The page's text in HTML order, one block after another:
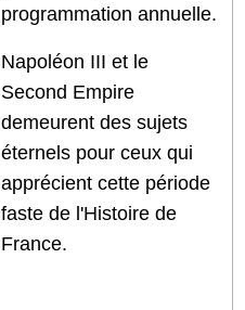
programmation annuelle.
Napoléon III et le
Second Empire
demeurent des sujets
éternels pour ceux qui
apprécient cette période
faste de l'Histoire de
France.